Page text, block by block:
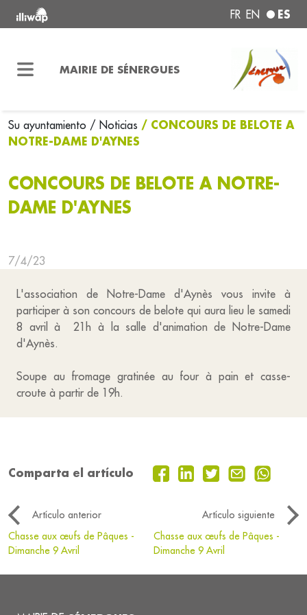
FR EN ES
MAIRIE DE SÉNERGUES
Su ayuntamiento / Noticias / CONCOURS DE BELOTE A
NOTRE-DAME D'AYNES
CONCOURS DE BELOTE A NOTRE-
DAME D'AYNES
7/4/23
L'association de Notre-Dame d'Aynès vous invite à
participer à son concours de belote qui aura lieu le samedi
8 avril à 21h à la salle d'animation de Notre-Dame
d'Aynès.
Soupe au fromage gratinée au four à pain et casse-
croute à partir de 19h.
Comparta el artículo
Artículo anterior
Artículo siguiente
Chasse aux œufs de Pâques -
Dimanche 9 Avril
Chasse aux œufs de Pâques -
Dimanche 9 Avril